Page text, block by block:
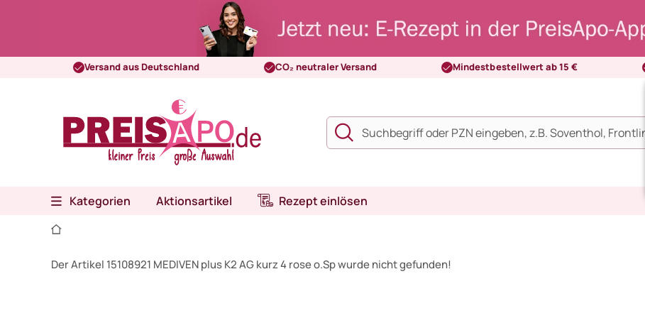
Versand aus Deutschland CO₂ neutraler Versand Mindestbestellwert ab 15 €
Kategorien Aktionsartikel Rezept einlösen
Der Artikel 15108921 MEDIVEN plus K2 AG kurz 4 rose o.Sp wurde nicht gefunden!